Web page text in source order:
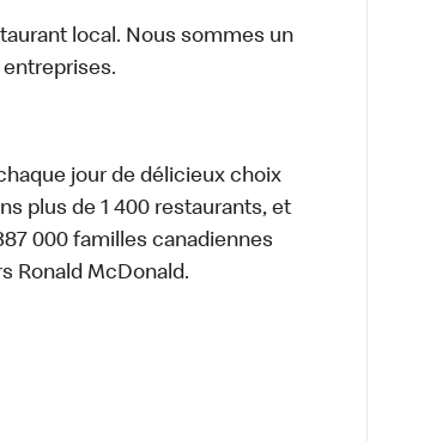
Santé et
local. Nous sommes un
jour de délicieux choix
plus de 1 400 restaurants, et
000 familles canadiennes
Ronald McDonald.